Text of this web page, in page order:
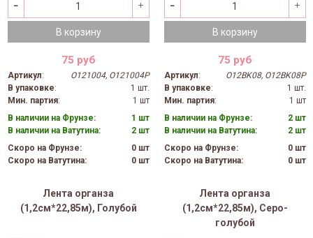
В корзину
75 руб
Артикул:
O121004, O121004P
В упаковке:
1 шт.
Мин. партия:
1 шт
В наличии на Фрунзе:
1 шт
В наличии на Ватутина:
2 шт
Скоро на Фрунзе:
0 шт
Скоро на Ватутина:
0 шт
В корзину
75 руб
Артикул:
O12BK08, O12BK08P
В упаковке:
1 шт.
Мин. партия:
1 шт
В наличии на Фрунзе:
2 шт
В наличии на Ватутина:
2 шт
Скоро на Фрунзе:
0 шт
Скоро на Ватутина:
0 шт
Лента органза
(1,2см*22,85м), Голубой
Лента органза
(1,2см*22,85м), Серо-
голубой